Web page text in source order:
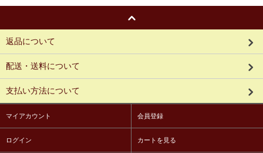
返品について
配送・送料について
支払い方法について
マイアカウント 会員登録
ログイン カートを見る